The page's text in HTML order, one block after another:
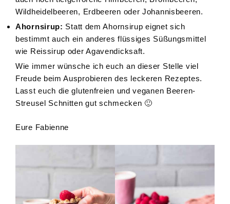
Wildheidelbeeren, Erdbeeren oder Johannisbeeren.
Ahornsirup: Statt dem Ahornsirup eignet sich
bestimmt auch ein anderes flüssiges Süßungsmittel
wie Reissirup oder Agavendicksaft.
Wie immer wünsche ich euch an dieser Stelle viel
Freude beim Ausprobieren des leckeren Rezeptes.
Lasst euch die glutenfreien und veganen Beeren-
Streusel Schnitten gut schmecken 🙂
Eure Fabienne